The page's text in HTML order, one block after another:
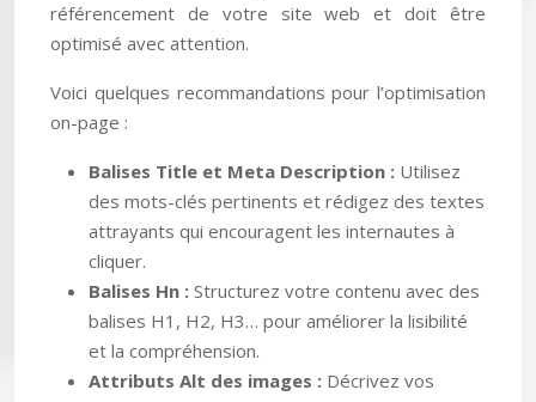
référencement de votre site web et doit être
optimisé avec attention.
Voici quelques recommandations pour l’optimisation
on-page :
Balises Title et Meta Description : Utilisez
des mots-clés pertinents et rédigez des textes
attrayants qui encouragent les internautes à
cliquer.
Balises Hn : Structurez votre contenu avec des
balises H1, H2, H3… pour améliorer la lisibilité
et la compréhension.
Attributs Alt des images : Décrivez vos